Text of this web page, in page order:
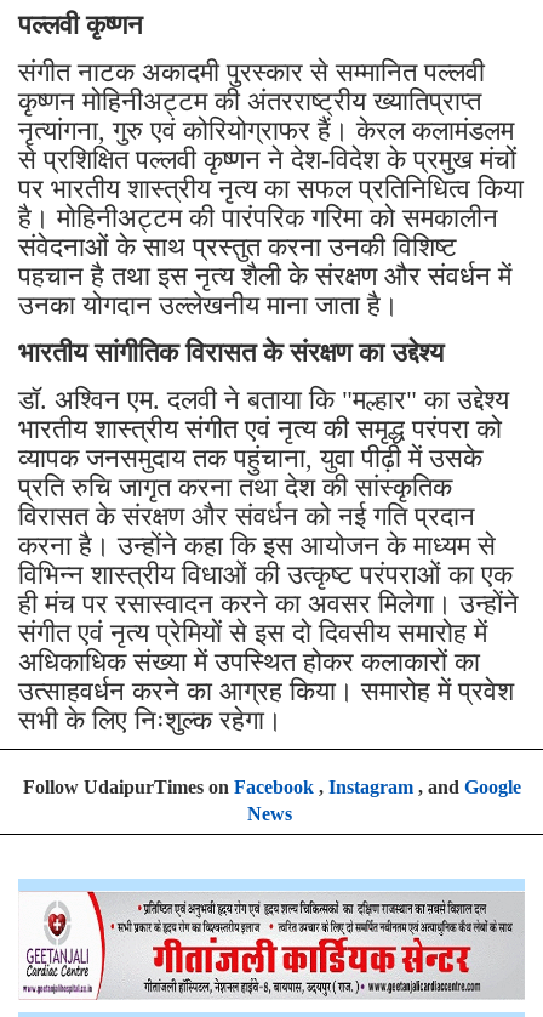
पल्लवी कृष्णन
संगीत नाटक अकादमी पुरस्कार से सम्मानित पल्लवी
कृष्णन मोहिनीअट्टम की अंतरराष्ट्रीय ख्यातिप्राप्त
नृत्यांगना, गुरु एवं कोरियोग्राफर हैं। केरल कलामंडलम
से प्रशिक्षित पल्लवी कृष्णन ने देश-विदेश के प्रमुख मंचों
पर भारतीय शास्त्रीय नृत्य का सफल प्रतिनिधित्व किया
है। मोहिनीअट्टम की पारंपरिक गरिमा को समकालीन
संवेदनाओं के साथ प्रस्तुत करना उनकी विशिष्ट
पहचान है तथा इस नृत्य शैली के संरक्षण और संवर्धन में
उनका योगदान उल्लेखनीय माना जाता है।
भारतीय सांगीतिक विरासत के संरक्षण का उद्देश्य
डॉ. अश्विन एम. दलवी ने बताया कि "मल्हार" का उद्देश्य
भारतीय शास्त्रीय संगीत एवं नृत्य की समृद्ध परंपरा को
व्यापक जनसमुदाय तक पहुंचाना, युवा पीढ़ी में उसके
प्रति रुचि जागृत करना तथा देश की सांस्कृतिक
विरासत के संरक्षण और संवर्धन को नई गति प्रदान
करना है। उन्होंने कहा कि इस आयोजन के माध्यम से
विभिन्न शास्त्रीय विधाओं की उत्कृष्ट परंपराओं का एक
ही मंच पर रसास्वादन करने का अवसर मिलेगा। उन्होंने
संगीत एवं नृत्य प्रेमियों से इस दो दिवसीय समारोह में
अधिकाधिक संख्या में उपस्थित होकर कलाकारों का
उत्साहवर्धन करने का आग्रह किया। समारोह में प्रवेश
सभी के लिए निःशुल्क रहेगा।
Follow UdaipurTimes on Facebook, Instagram, and Google
News